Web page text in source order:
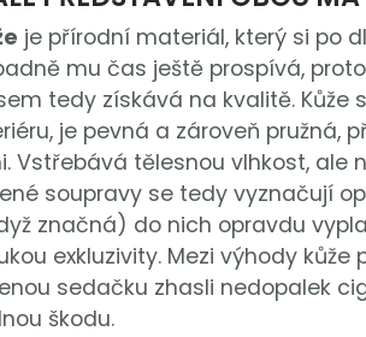
je přírodní materiál, který si po
mu čas ještě prospívá,
tedy získává na kvalitě.
je pevná a zároveň
Vstřebává tělesnou vlhkost, ale
soupravy se tedy vyznačují
značná) do nich opravdu
exkluzivity. Mezi výhody
sedačku zhasli nedopalek
škodu.